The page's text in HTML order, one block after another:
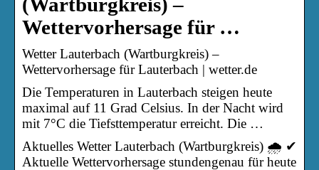
(Wartburgkreis) –
Wettervorhersage für …
Wetter Lauterbach (Wartburgkreis) –
Wettervorhersage für Lauterbach | wetter.de
Die Temperaturen in Lauterbach steigen heute
maximal auf 11 Grad Celsius. In der Nacht wird
mit 7°C die Tiefsttemperatur erreicht. Die …
Aktuelles Wetter Lauterbach (Wartburgkreis) 🌧️ ✔
Aktuelle Wettervorhersage stundengenau für heute